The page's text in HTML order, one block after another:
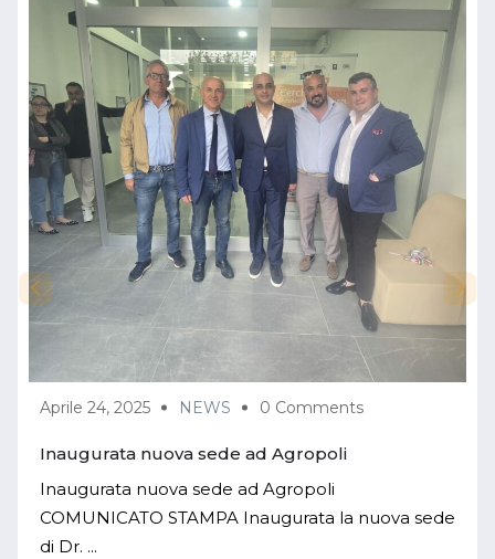
Aprile 24, 2025 NEWS 0 Comments
Inaugurata nuova sede ad Agropoli
Inaugurata nuova sede ad Agropoli
COMUNICATO STAMPA Inaugurata la nuova sede
di Dr. ...